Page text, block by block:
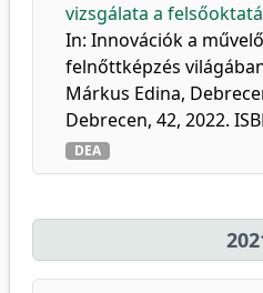
vizsgálata a
In: Innovációk a
felnőttképzés
Márkus Edina,
Debrecen, 42, 2022.
DEA